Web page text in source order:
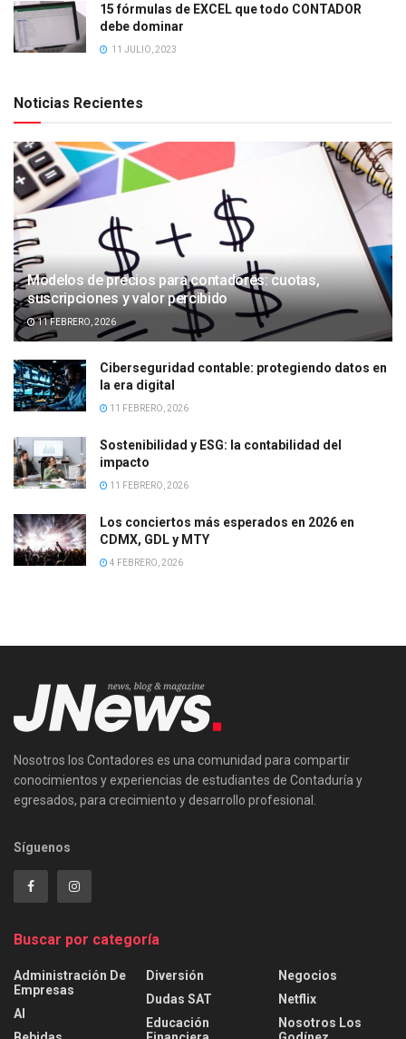
15 fórmulas de EXCEL que todo CONTADOR
debe dominar
11 JULIO, 2023
Noticias Recientes
Modelos de precios para contadores: cuotas,
suscripciones y valor percibido
11 FEBRERO, 2026
Ciberseguridad contable: protegiendo datos en
la era digital
11 FEBRERO, 2026
Sostenibilidad y ESG: la contabilidad del
impacto
11 FEBRERO, 2026
Los conciertos más esperados en 2026 en
CDMX, GDL y MTY
4 FEBRERO, 2026
Nosotros los Contadores es una comunidad para compartir
conocimientos y experiencias de estudiantes de Contaduría y
egresados, para crecimiento y desarrollo profesional.
Síguenos
Buscar por categoría
Administración De
Empresas
AI
Diversión
Dudas SAT
Educación
Negocios
Netflix
Nosotros Los